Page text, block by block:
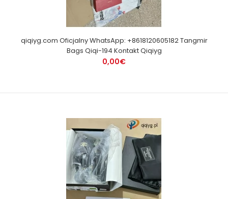
qiqiyg.com Oficjalny WhatsApp: +8618120605182 Tangmir
Bags Qiqi-194 Kontakt Qiqiyg
0,00€